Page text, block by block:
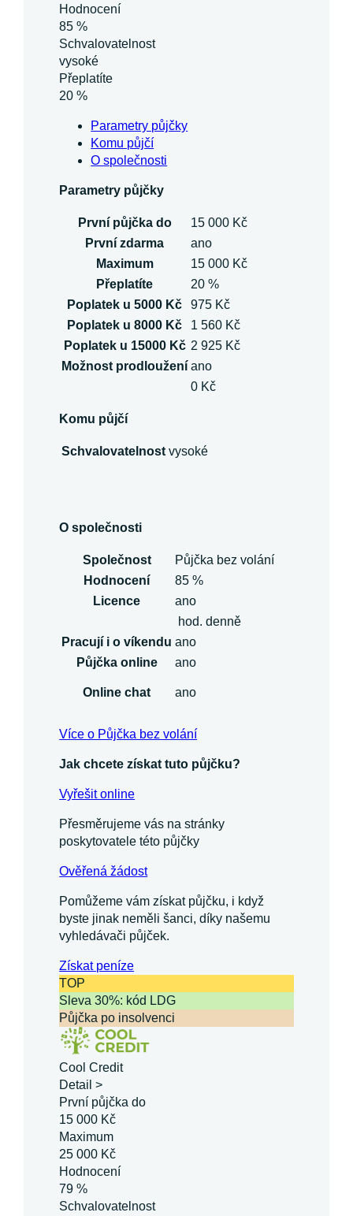
Hodnocení
85 %
Schvalovatelnost
vysoké
Přeplatíte
20 %
Parametry půjčky
Komu půjčí
O společnosti
Parametry půjčky
První půjčka do
15 000 Kč
První zdarma
ano
Maximum
15 000 Kč
Přeplatíte
20 %
Poplatek u 5000 Kč
975 Kč
Poplatek u 8000 Kč
1 560 Kč
Poplatek u 15000 Kč 2 925 Kč
Možnost prodloužení ano
0 Kč
Komu půjčí
Schvalovatelnost vysoké
O společnosti
Společnost
Půjčka bez volání
Hodnocení
85 %
Licence
ano
hod. denně
Pracují i o víkendu ano
Půjčka online
ano
Online chat ano
Více o Půjčka bez volání
Jak chcete získat tuto půjčku?
Vyřešit online
Přesměrujeme vás na stránky
poskytovatele této půjčky
Ověřená žádost
Pomůžeme vám získat půjčku, i když
byste jinak neměli šanci, díky našemu
vyhledávači půjček.
Získatpeníze
TOP
Sleva 30%: kód LDG
Půjčka po insolvenci
Cool Credit
Detail >
První půjčka do
15 000 Kč
Maximum
25 000 Kč
Hodnocení
79 %
Schvalovatelnost